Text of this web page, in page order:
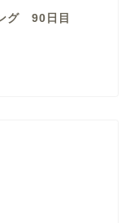
グ 90日目